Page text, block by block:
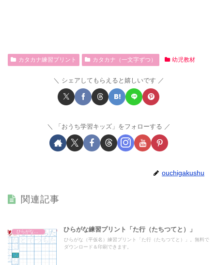
カタカナ練習プリント カタカナ（一文字ずつ） 幼児教材
シェアしてもらえると嬉しいです
「おうち学習キッズ」をフォローする
ouchigakushu
関連記事
ひらがな練習プリント ひらがな練習プリント「た行（たちつてと）」
ひらがな（平仮名）練習プリント「た行（たちつてと）」。無料で
ダウンロード＆印刷できます。